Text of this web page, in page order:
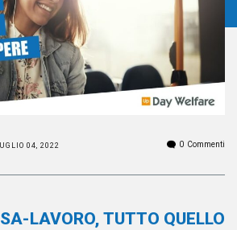
04, 2022 0 Commenti
LAVORO, TUTTO QUELLO